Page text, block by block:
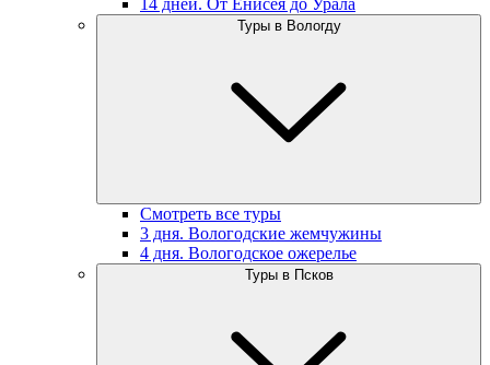
14 дней. От Енисея до Урала
Туры в Вологду
Смотреть все туры
3 дня. Вологодские жемчужины
4 дня. Вологодское ожерелье
Туры в Псков